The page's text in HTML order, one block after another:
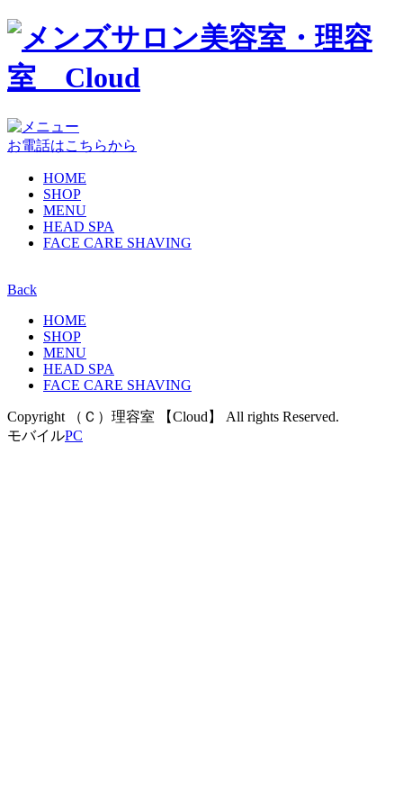
お電話はこちらから
HOME
SHOP
MENU
HEAD SPA
FACE CARE SHAVING
Back
HOME
SHOP
MENU
HEAD SPA
FACE CARE SHAVING
Copyright （Ｃ）理容室 【Cloud】 All rights Reserved.
モバイルPC